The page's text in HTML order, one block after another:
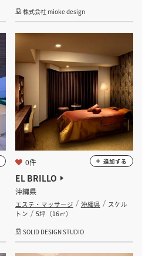
株式会社 mioke design
EL BRILLO
沖縄県
エステ・マッサージ 沖縄県
スケル
トン
5坪（16㎡）
SOLID DESIGN STUDIO
0件 追加する